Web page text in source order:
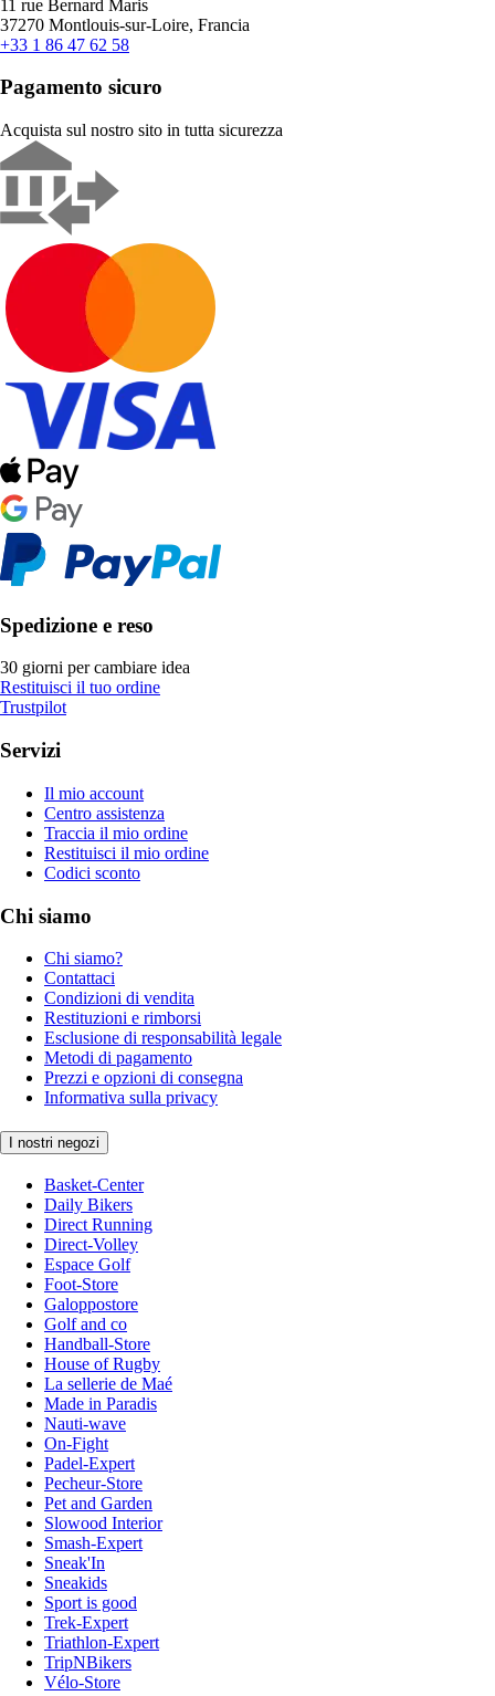
11 rue Bernard Maris
37270 Montlouis-sur-Loire, Francia
+33 1 86 47 62 58
Pagamento sicuro
Acquista sul nostro sito in tutta sicurezza
Spedizione e reso
30 giorni per cambiare idea
Restituisci il tuo ordine
Trustpilot
Servizi
Il mio account
Centro assistenza
Traccia il mio ordine
Restituisci il mio ordine
Codici sconto
Chi siamo
Chi siamo?
Contattaci
Condizioni di vendita
Restituzioni e rimborsi
Esclusione di responsabilità legale
Metodi di pagamento
Prezzi e opzioni di consegna
Informativa sulla privacy
I nostri negozi
Basket-Center
Daily Bikers
Direct Running
Direct-Volley
Espace Golf
Foot-Store
Galoppostore
Golf and co
Handball-Store
House of Rugby
La sellerie de Maé
Made in Paradis
Nauti-wave
On-Fight
Padel-Expert
Pecheur-Store
Pet and Garden
Slowood Interior
Smash-Expert
Sneak'In
Sneakids
Sport is good
Trek-Expert
Triathlon-Expert
TripNBikers
Vélo-Store